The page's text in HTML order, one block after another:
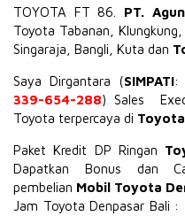
TOYOTA FT 86 PT.
Toyota Tabanan,
Singaraja, Bangli, Kuta dan
Saya Dirgantara (SIMPATI:
339-654-288) Sales
Toyota terpercaya di
Paket Kredit DP Ringan
Dapatkan Bonus dan
pembelian Mobil Toyota
Jam Toyota Denpasar Bali :